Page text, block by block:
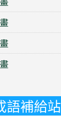
語補給站